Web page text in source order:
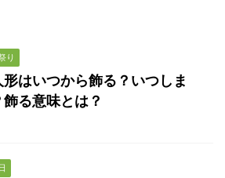
り
形はいつから飾る？いつしま
飾る意味とは？